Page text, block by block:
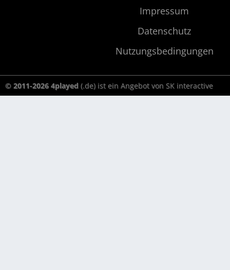
Impressum
Datenschutz
Nutzungsbedingungen
© 2011-2026 4played (.de) ist ein Angebot von SK interactive